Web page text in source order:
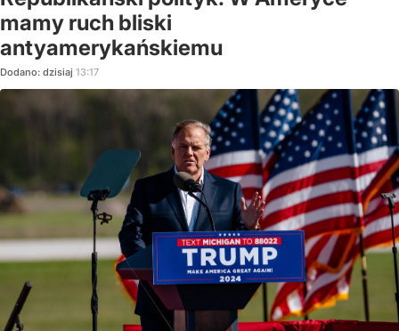
mamy ruch bliski
antyamerykańskiemu
Dodano: dzisiaj 13:17